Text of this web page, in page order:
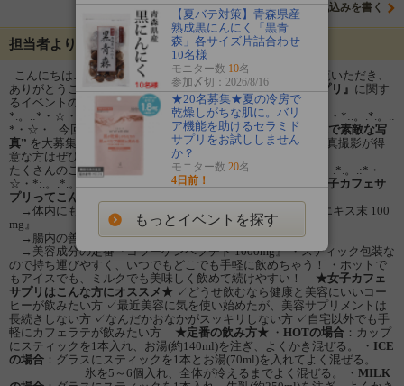
意気込みを書く
担当者よりメッセージ
こんにちは♪ 佐藤薬品 健康サプリの館のファンサイトをご覧いただき、
ありがとうございます！ この度は、『爽快決 女子カフェサプリ』 に関す
るイベントのご案内です。
*.。.:*・☆・*:.。.*.。.:*・☆・*:.。.*.。.:*・☆・*:.。.:*・☆・*:.。.*.。.:
*・☆・ 今回は、『爽快決 女子カフェサプリ』の “おしゃれで素敵な写
真” を大募集したいと思います！ Instagramに投稿可能で、写真撮影が得
意な方はぜひご参加ください♪
たくさんのご応募、お待ちしております♪ *.。.:*・☆・*:.。.*.。.:*・
☆・*:.。.*.。.:*・☆・*:.。.:*・☆・*:.。.*.。.:*・☆・★女子カフェサ
プリってこんな商品★
→体内にも存在する美容成分(D-アミノ酸)含有『植物発酵エキス末 100
mg』
→腸内の善玉菌の餌となる『ラクチュロース 100mg』
→美容成分の定番『コラーゲンペプチド 1000mg』 ・スティック包装な
ので持ち運びやすく、いつでもどこでも手軽に飲めちゃう！ ・ホットで
もアイスでも、ミルクでも美味しく飲めて続けやすい！ ★女子カフェ
サプリはこんな方にオススメ★ ✓どうせ飲むなら健康と美容にいいコー
ヒーが飲みたい方 ✓最近美容に気を使い始めたが、美容サプリメントは
長続きしない方 ✓なんだかおなかがスッキリしない方 ✓自宅以外でも手
軽にカフェラテが飲みたい方 ★定番の飲み方★ ・ HOTの場合 ：カップ
にスティックを1本入れ、お湯(約140ml)を注ぎ、よくかき混ぜる。 ・ ICE
の場合 ：グラスにスティックを1本とお湯(70ml)を入れてよく混ぜる。
氷を5～6個入れ、全体が冷えるまでよく混ぜる。 ・ MILK
【夏バテ対策】青森県産
熟成黒にんにく「黒青
森」各サイズ片詰合わせ
10名様
モニター数 10名
参加〆切：2026/8/16
★20名募集★夏の冷房で
乾燥しがちな肌に。バリ
ア機能を助けるセラミド
サプリをお試ししません
か？
モニター数 20名
4日前！
もっとイベントを探す